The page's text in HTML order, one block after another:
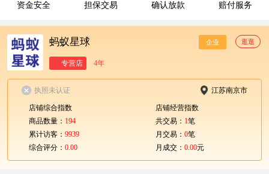
资金安全 担保交易 确认放款 赔付服务
蚂蚁星球 企业 逛逛
专营店 4年
执照未认证 江苏南京市
店铺综合指数
商品数量： 194
累计访客： 9939
综合评分： 0.00
店铺经营指数
共交易： 1笔
月交易： 0笔
月成交： 0.00元